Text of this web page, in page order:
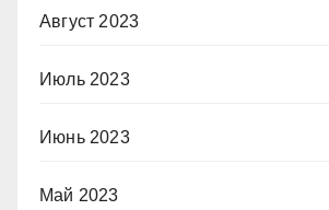
Август 2023
Июль 2023
Июнь 2023
Май 2023